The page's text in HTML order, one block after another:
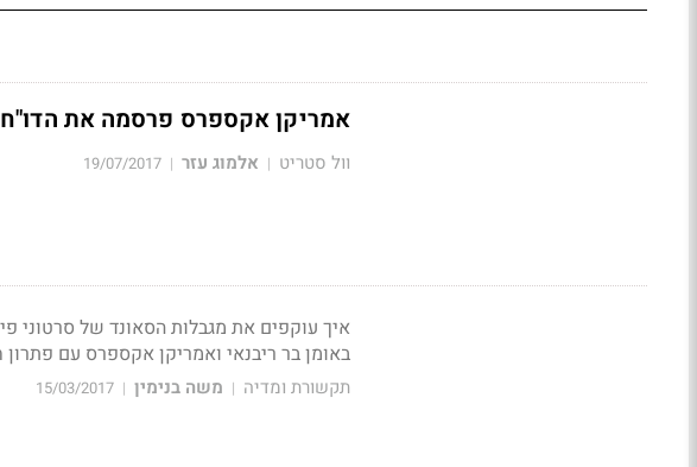
אמריקן אקספרס פרסמה את
וול סטריט | אלמוג עזר |
19/07/2017
איך עוקפים את מגבלות הסאונד של סרטוני
באומן בר ריבנאי ואמריקן אקספרס עם פתרון
תקשורת ומדיה | משה בנימין |
15/03/2017